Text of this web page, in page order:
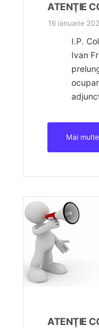
ATENŢIE
16 ianuarie
I.P.
Ivan
Mai
ATENŢIE